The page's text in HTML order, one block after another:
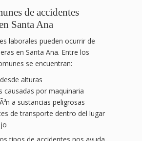
de accidentes
Santa Ana
laborales pueden ocurrir de
en Santa Ana. Entre los
se encuentran:
alturas
causadas por maquinaria
a sustancias peligrosas
de transporte dentro del lugar